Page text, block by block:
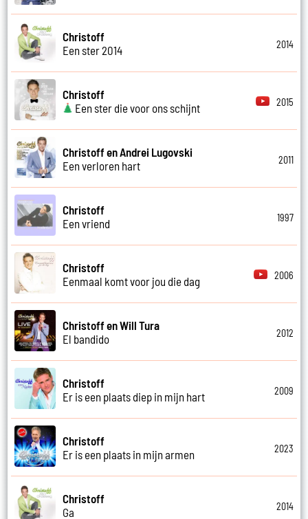
Christoff
Een ster 2014
2014
Christoff
Een ster die voor ons schijnt
2015
Christoff en Andrei Lugovski
Een verloren hart
2011
Christoff
Een vriend
1997
Christoff
Eenmaal komt voor jou die dag
2006
Christoff en Will Tura
El bandido
2012
Christoff
Er is een plaats diep in mijn hart
2009
Christoff
Er is een plaats in mijn armen
2023
Christoff
Ga
2014